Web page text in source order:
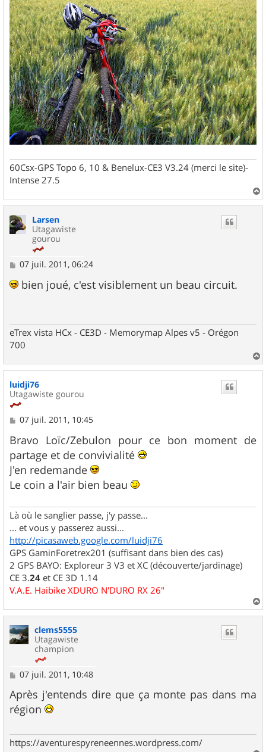
60Csx-GPS Topo 6, 10 & Benelux-CE3 V3.24 (merci le site)-
Intense 27.5
a
Larsen
Utagawiste
gourou
M
s
07 juil. 2011, 06:24
bien joué, c'est visiblement un beau circuit.
eTrex vista HCx - CE3D - Memorymap Alpes v5 - Orégon
700
a
luidji76
Utagawiste gourou
M
s
s
a
g
e
07 juil. 2011, 10:45
Bravo Loïc/Zebulon pour ce bon moment de
partage et de convivialité
J'en redemande
Le coin a l'air bien beau
Là où le sanglier passe, j'y passe...
... et vous y passerez aussi...
http://picasaweb.google.com/luidji76
GPS GaminForetrex201 (suffisant dans bien des cas)
2 GPS BAYO: Exploreur 3 V3 et XC (découverte/jardinage)
CE 3.24 et CE 3D 1.14
V.A.E. Haibike XDURO N'DURO RX 26"
a
clems5555
Utagawiste
champion
M
s
s
a
07 juil. 2011, 10:48
Après j'entends dire que ça monte pas dans ma
région
https://aventurespyreneennes.wordpress.com/